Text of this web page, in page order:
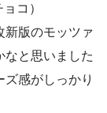
コ）
新版のモッツァ
なと思いました
感がしっかり